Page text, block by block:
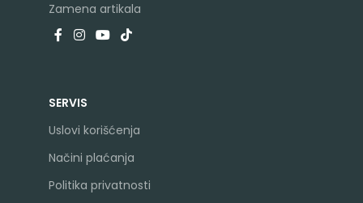
Zamena artikala
SERVIS
Uslovi korišćenja
Načini plaćanja
Politika privatnosti